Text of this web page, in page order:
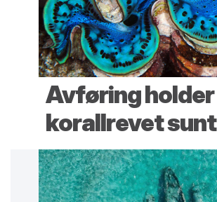
Avføring holder
korallrevet sunt